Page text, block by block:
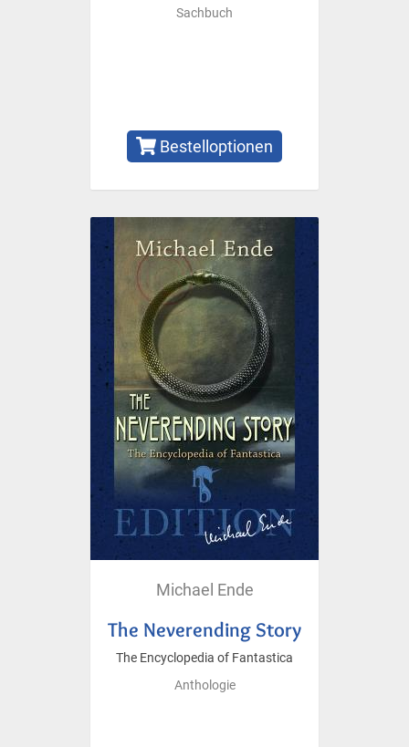
Sachbuch
Bestelloptionen
Michael Ende
The Neverending Story
The Encyclopedia of Fantastica
Anthologie